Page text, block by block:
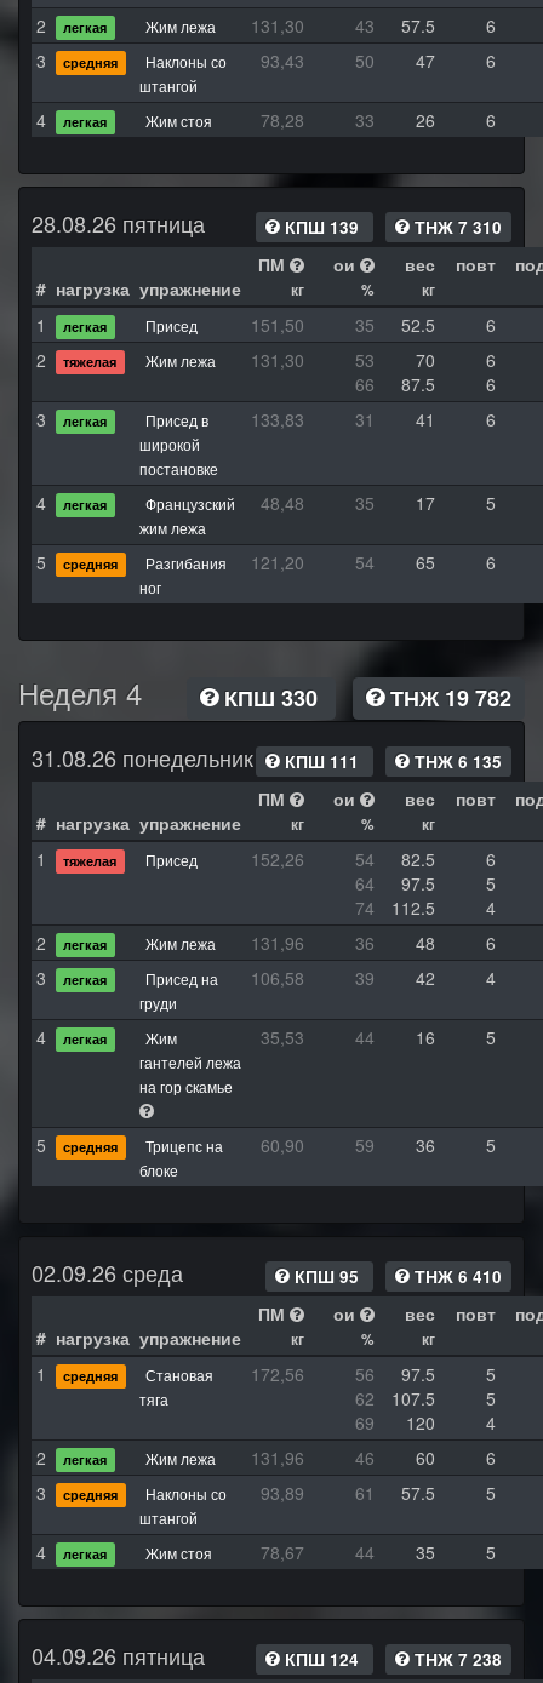
2
легкая Жим лежа 131,30 43 57.5
6
3
средняя
Наклоны со
штангой
93,43 50 47 6
4 легкая Жим стоя 78,28 33 26 6
28.08.26 пятница КПШ 139 ТНЖ 7 310
# нагрузка упражнение
ПМ
кг
ои
%
вес
кг
повт
1 легкая Присед 151,50 35 52.5
6
2
тяжелая Жим лежа 131,30 53 70
6
66
87.5
6
3
легкая
Присед в
широкой
постановке
133,83 31 41 6
4 легкая
Французский
жим лежа
48,48 35 17 5
5 средняя
Разгибания
ног
121,20 54 65 6
Неделя 4 КПШ 330
ТНЖ 19 782
31.08.26 понедельник
КПШ 111 ТНЖ 6 135
# нагрузка упражнение
ПМ
кг
ои
%
вес
кг
повт
1 тяжелая Присед 152,26 54 82.5
6
64
97.5
5
74
112.5
4
2
легкая Жим лежа 131,96 36 48
6
3
легкая
Присед на
груди
106,58 39 42 4
4 легкая
Жим
гантелей лежа
на гор скамье
35,53 44 16 5
5 средняя
Трицепс на
блоке
60,90 59 36 5
02.09.26 среда КПШ 95 ТНЖ 6 410
# нагрузка упражнение
ПМ
кг
ои
%
вес
кг
повт
1 средняя
Становая
тяга
172,56 56 97.5
5
62
107.5
5
69
120
4
2
легкая Жим лежа 131,96 46 60
6
3
средняя
Наклоны со
штангой
93,89 61 57.5 5
4 легкая Жим стоя 78,67 44 35 5
04.09.26 пятница КПШ 124 ТНЖ 7 238